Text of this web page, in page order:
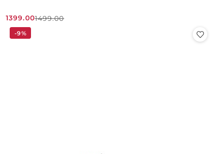
Cena
promocyjna:
1399.00
Cena
przed
1499.00
-9%